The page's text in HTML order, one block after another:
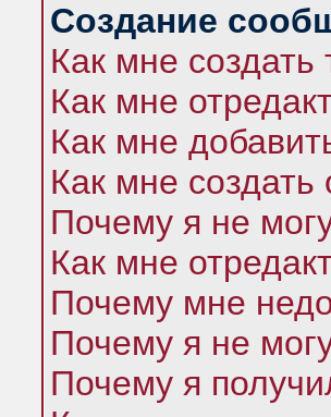
Создание
Как мне
Как мне
Как мне
Как мне создать
Почему я не
Как мне
Почему мне
Почему я не
Почему я